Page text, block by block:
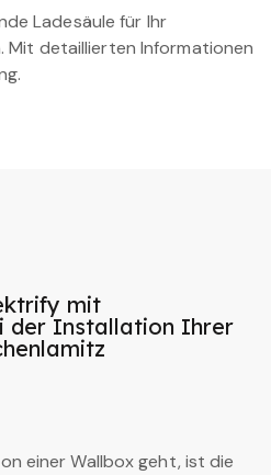
Ladesäule für Ihr
Mit detaillierten Informationen
mit
der Installation Ihrer
einer Wallbox geht, ist die